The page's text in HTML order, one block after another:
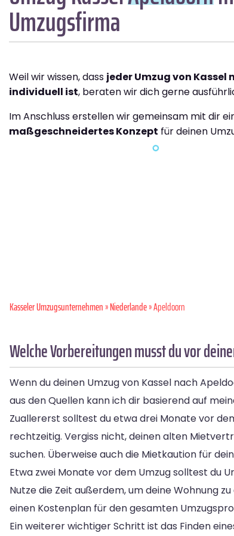
Umzugsfirma
Weil wir wissen, dass jeder Umzug von Kassel
individuell ist, beraten wir dich gerne
Im Anschluss erstellen wir gemeinsam mit dir
maßgeschneidertes Konzept für deinen
Kasseler Umzugsunternehmen»Niederlande» Apeldoorn
Welche Vorbereitungen musst du vor
Wenn du deinen Umzug von Kassel nach
aus den Quellen kann ich dir basierend auf
Zuallererst solltest du etwa drei Monate vor
rechtzeitig. Vergiss nicht, deinen alten
suchen. Überweise auch die Mietkaution für
Etwa zwei Monate vor dem Umzug solltest du
Nutze die Zeit außerdem, um deine Wohnung
einen Kostenplan für den gesamten
Ein weiterer wichtiger Schritt ist das Finden